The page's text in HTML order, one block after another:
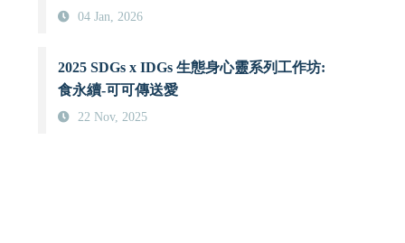
時
04 Jan, 2026
2025 SDGs x IDGs 生態身心靈系列工作坊:
食永續-可可傳送愛
22 Nov, 2025